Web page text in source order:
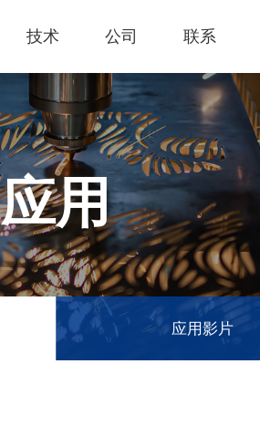
激光雕刻机
热门应用
薄膜切割
玻璃
礼赠品
首饰
塑料
印章
陈列展示
服饰和纺织
木工
技术 公司
关于我们
经营理念
创新技术
客户服务
里
全部
公司
荣誉和认证 新闻
最新
参展
联系
客户服务
成为代理商
产品咨询
其他问题
GCC 联系信息
Financing
GCC Web
GCC Club
应用
应用影片